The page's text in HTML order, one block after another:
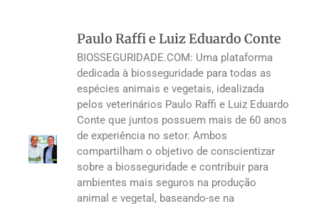
Paulo Raffi e Luiz Eduardo Conte
BIOSSEGURIDADE.COM: Uma plataforma
dedicada à biosseguridade para todas as
espécies animais e vegetais, idealizada
pelos veterinários Paulo Raffi e Luiz Eduardo
Conte que juntos possuem mais de 60 anos
de experiência no setor. Ambos
compartilham o objetivo de conscientizar
sobre a biosseguridade e contribuir para
ambientes mais seguros na produção
animal e vegetal, baseando-se na